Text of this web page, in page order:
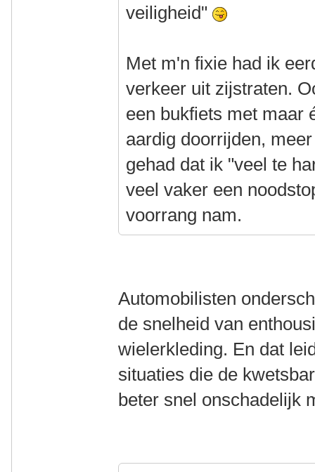
veiligheid"
Met m'n fixie had ik
verkeer uit zijstraten.
een bukfiets met maar
aardig doorrijden,
gehad dat ik "veel te
veel vaker een
voorrang nam.
Automobilisten
de snelheid van
wielerkleding. En dat
situaties die de
beter snel onschadelijk